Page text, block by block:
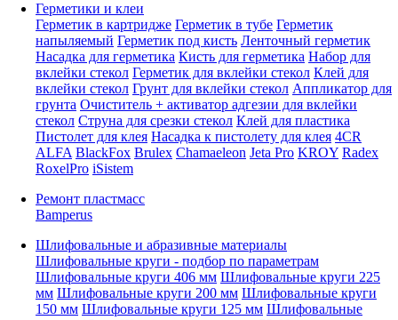
Герметики и клеи
Герметик в картридже Герметик в тубе Герметик
напыляемый Герметик под кисть Ленточный герметик
Насадка для герметика Кисть для герметика Набор для
вклейки стекол Герметик для вклейки стекол Клей для
вклейки стекол Грунт для вклейки стекол Аппликатор для
грунта Очиститель + активатор адгезии для вклейки
стекол Струна для срезки стекол Клей для пластика
Пистолет для клея Насадка к пистолету для клея 4CR
ALFA BlackFox Brulex Chamaeleon Jeta Pro KROY Radex
RoxelPro iSistem
Ремонт пластмасс
Bamperus
Шлифовальные и абразивные материалы
Шлифовальные круги - подбор по параметрам
Шлифовальные круги 406 мм Шлифовальные круги 225
мм Шлифовальные круги 200 мм Шлифовальные круги
150 мм Шлифовальные круги 125 мм Шлифовальные